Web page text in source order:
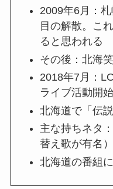
2009年6月：
目の解散。こ
ると思われる
その後：北海
2018年7月：
ライブ活動開始
北海道で「伝
主な持ちネタ
替え歌が有名）
北海道の番組